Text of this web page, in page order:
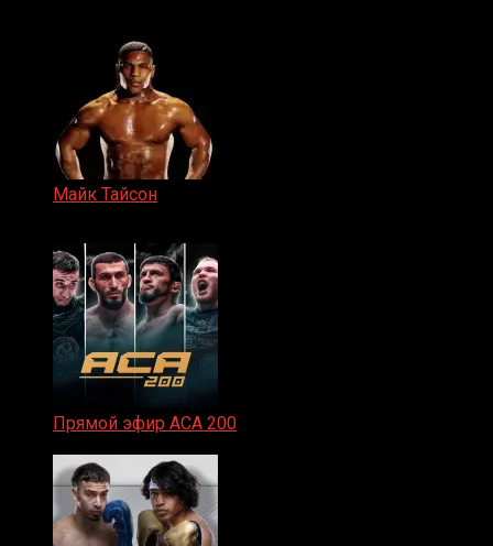
Майк Тайсон
Прямой эфир ACA 200